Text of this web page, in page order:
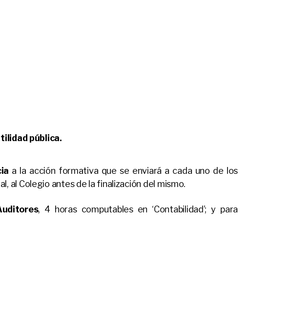
pública.
a la acción formativa que se enviará a cada uno de los
al Colegio antes de la finalización del mismo.
, 4 horas computables en ‘Contabilidad’; y para